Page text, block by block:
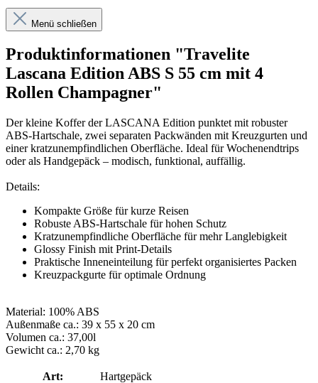
Menü schließen
Produktinformationen "Travelite
Lascana Edition ABS S 55 cm mit 4
Rollen Champagner"
Der kleine Koffer der LASCANA Edition punktet mit robuster
ABS-Hartschale, zwei separaten Packwänden mit Kreuzgurten und
einer kratzunempfindlichen Oberfläche. Ideal für Wochenendtrips
oder als Handgepäck – modisch, funktional, auffällig.
Details:
Kompakte Größe für kurze Reisen
Robuste ABS-Hartschale für hohen Schutz
Kratzunempfindliche Oberfläche für mehr Langlebigkeit
Glossy Finish mit Print-Details
Praktische Inneneinteilung für perfekt organisiertes Packen
Kreuzpackgurte für optimale Ordnung
Material: 100% ABS
Außenmaße ca.: 39 x 55 x 20 cm
Volumen ca.: 37,00l
Gewicht ca.: 2,70 kg
Art:
Hartgepäck